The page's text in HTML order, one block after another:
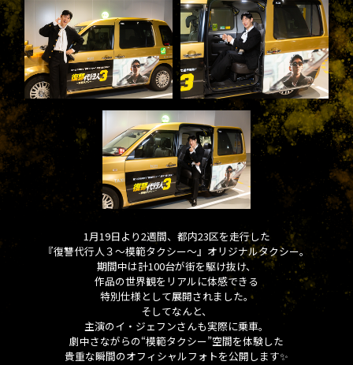
1月19日より2週間、都内23区を走行した
『復讐代行人３～模範タクシー～』オリジナルタクシー。
期間中は計100台が街を駆け抜け、
作品の世界観をリアルに体感できる
特別仕様として展開されました。
そしてなんと、
主演のイ・ジェフンさんも実際に乗車。
劇中さながらの“模範タクシー”空間を体験した
貴重な瞬間のオフィシャルフォトを公開します✨